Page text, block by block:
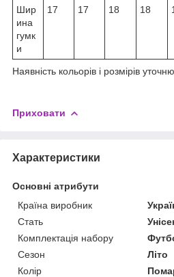
Шир
ина
гумк
и
17 17 18 18
Наявність кольорів і розмірів
Приховати
Характеристики
Основні атрибути
Країна виробник
Стать
Комплектація набору
Сезон
Літо
Колір